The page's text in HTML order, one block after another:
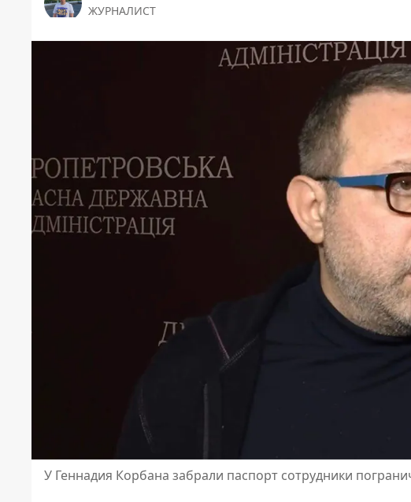
ЖУРНАЛИСТ
У Геннадия Корбана забрали паспорт сотрудники